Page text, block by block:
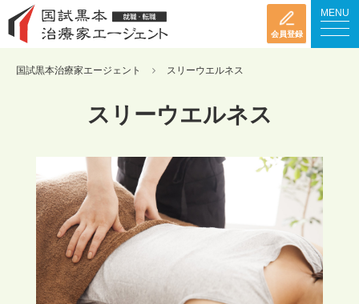
会員登録
MENU
国試黒本治療家エージェント スリーウエルネス
スリーウエルネス